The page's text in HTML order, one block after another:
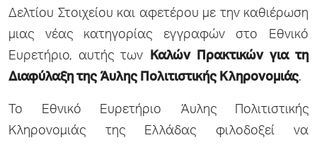
Δελτίου Στοιχείου και αφετέρου με την καθιέρωση
μιας νέας κατηγορίας εγγραφών στο Εθνικό
Ευρετήριο, αυτής των
Καλών Πρακτικών για τη
Διαφύλαξη της Άυλης Πολιτιστικής Κληρονομιάς.
Το Εθνικό Ευρετήριο Άυλης Πολιτιστικής
Κληρονομιάς της Ελλάδας φιλοδοξεί να